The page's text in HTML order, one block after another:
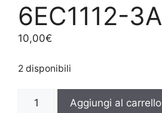
6EC1112-3A
10,00€
2 disponibili
Aggiungi al carrello